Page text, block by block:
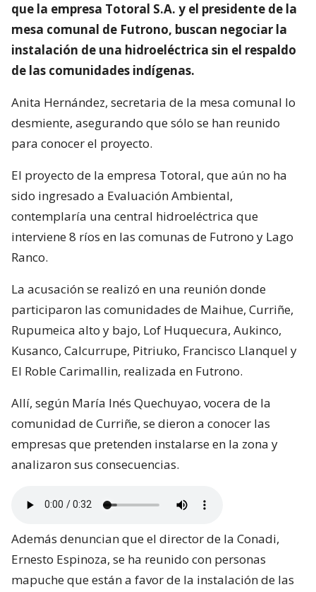
que la empresa Totoral S.A. y el presidente de la
mesa comunal de Futrono, buscan negociar la
instalación de una hidroeléctrica sin el respaldo
de las comunidades indígenas.
Anita Hernández, secretaria de la mesa comunal lo
desmiente, asegurando que sólo se han reunido
para conocer el proyecto.
El proyecto de la empresa Totoral, que aún no ha
sido ingresado a Evaluación Ambiental,
contemplaría una central hidroeléctrica que
interviene 8 ríos en las comunas de Futrono y Lago
Ranco.
La acusación se realizó en una reunión donde
participaron las comunidades de Maihue, Curriñe,
Rupumeica alto y bajo, Lof Huquecura, Aukinco,
Kusanco, Calcurrupe, Pitriuko, Francisco Llanquel y
El Roble Carimallin, realizada en Futrono.
Allí, según María Inés Quechuyao, vocera de la
comunidad de Curriñe, se dieron a conocer las
empresas que pretenden instalarse en la zona y
analizaron sus consecuencias.
Además denuncian que el director de la Conadi,
Ernesto Espinoza, se ha reunido con personas
mapuche que están a favor de la instalación de las